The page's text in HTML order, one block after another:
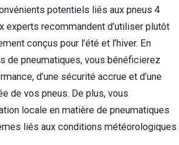
potentiels liés aux pneus 4
experts recommandent d’utiliser plutôt
conçus pour l’été et l’hiver. En
de pneumatiques, vous bénéficierez
d’une sécurité accrue et d’une
de vos pneus. De plus, vous
locale en matière de pneumatiques
liés aux conditions météorologiques